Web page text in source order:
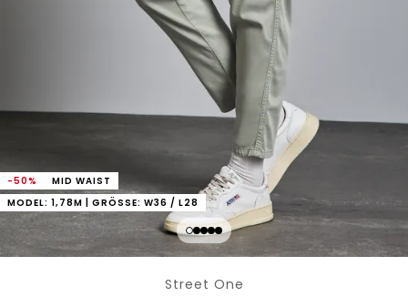
-50%
MID WAIST
MODEL: 1,78M | GRÖSSE: W36 / L28
Street One